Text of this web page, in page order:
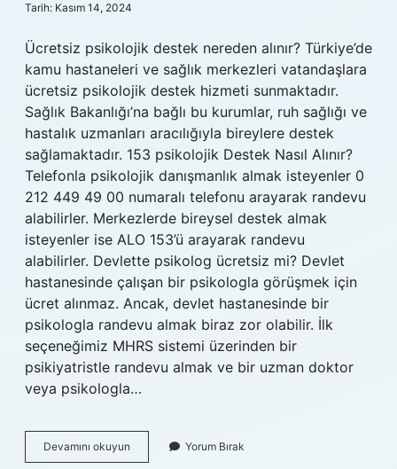
Tarih: Kasım 14, 2024
Ücretsiz psikolojik destek nereden alınır? Türkiye’de
kamu hastaneleri ve sağlık merkezleri vatandaşlara
ücretsiz psikolojik destek hizmeti sunmaktadır.
Sağlık Bakanlığı’na bağlı bu kurumlar, ruh sağlığı ve
hastalık uzmanları aracılığıyla bireylere destek
sağlamaktadır. 153 psikolojik Destek Nasıl Alınır?
Telefonla psikolojik danışmanlık almak isteyenler 0
212 449 49 00 numaralı telefonu arayarak randevu
alabilirler. Merkezlerde bireysel destek almak
isteyenler ise ALO 153’ü arayarak randevu
alabilirler. Devlette psikolog ücretsiz mi? Devlet
hastanesinde çalışan bir psikologla görüşmek için
ücret alınmaz. Ancak, devlet hastanesinde bir
psikologla randevu almak biraz zor olabilir. İlk
seçeneğimiz MHRS sistemi üzerinden bir
psikiyatristle randevu almak ve bir uzman doktor
veya psikologla…
Devamını okuyun Ücretsiz
Psikolojik
Yorum Bırak